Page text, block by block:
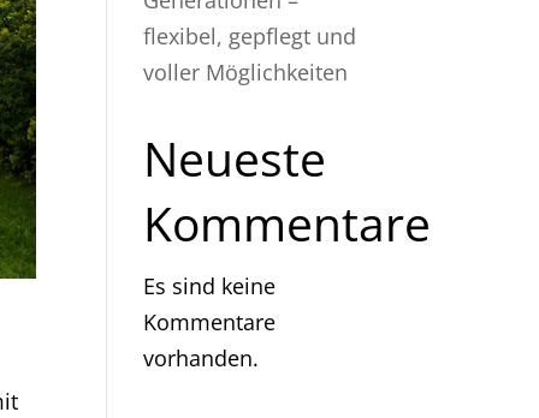
flexibel, gepflegt und
voller Möglichkeiten
Neueste
Kommentare
Es sind keine
Kommentare
vorhanden.